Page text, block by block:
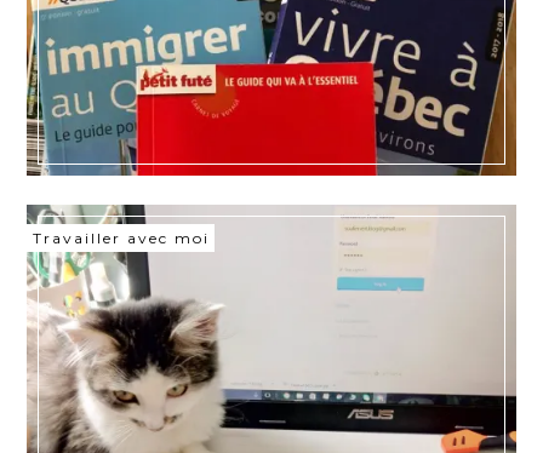
Travailler avec moi